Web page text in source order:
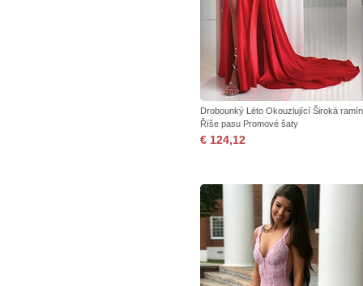
Drobounký Léto Okouzlující Široká
Říše pasu Promové šaty
€ 124,12